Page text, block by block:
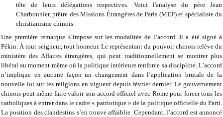
tête de leurs délégations respectives. Voici l'analyse du père Jean
Charbonnier, prêtre des Missions Étrangères de Paris (MEP) et spécialiste du
christianisme chinois.
Une première remarque s’impose sur les modalités de l’accord. Il a été signé à
Pékin. À tout seigneur, tout honneur. Le représentant du pouvoir chinois relève du
ministère des Affaires étrangères, qui peut traditionnellement se montrer plus
libéral au moment même où la politique intérieure renforce sa discipline. L’accord
n’implique en aucune façon un changement dans l’application brutale de la
nouvelle loi sur les religions en vigueur depuis février dernier. Le gouvernement
chinois peut même faire valoir son accord officiel avec Rome pour forcer tous les
catholiques à entrer dans le cadre « patriotique » de la politique officielle du Parti.
La position des clandestins s’en trouve affaiblie. Cependant, l’accord est annoncé